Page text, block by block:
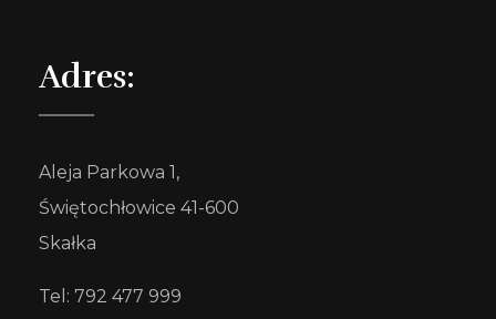
Adres:
Aleja Parkowa 1,
Świętochłowice 41-600
Skałka
Tel: 792 477 999